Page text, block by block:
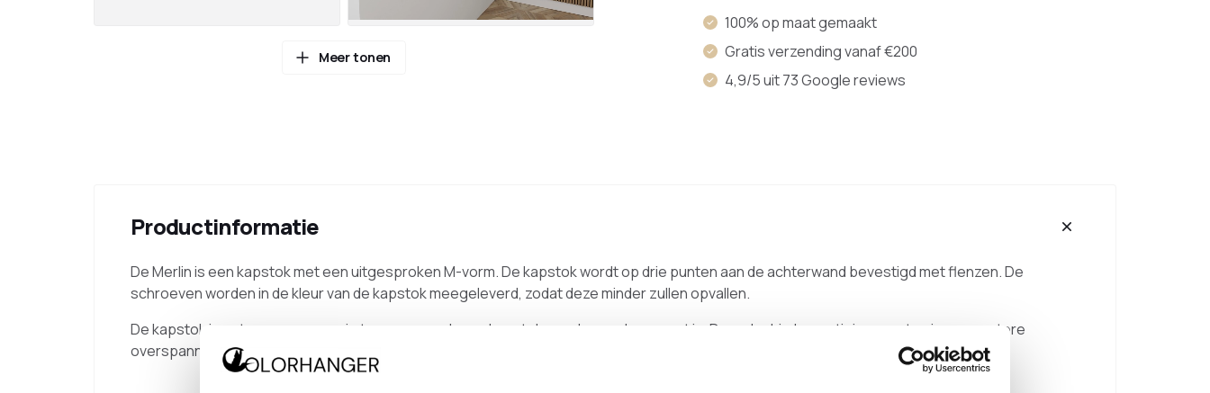
Meer tonen
100% op maat gemaakt
Gratis verzending vanaf €200
4,9/5 uit 73 Google reviews
Productinformatie
De Merlin is een kapstok met een uitgesproken M-vorm. De kapstok wordt op drie punten aan de achterwand bevestigd met flenzen. De
schroeven worden in de kleur van de kapstok meegeleverd, zodat deze minder zullen opvallen.
De kapstok is ontworpen voor ruimtes waar een lange kapstok aan de wand gewenst is. Door de drie bevestigingspunten is een grotere
overspanning mogelijk. De hoeken zijn naadloos gelast, wat zorgt voor een strak geheel.